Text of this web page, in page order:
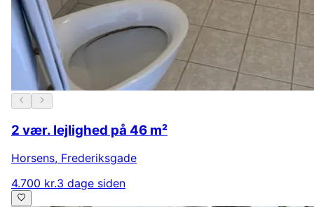
2 vær. lejlighed på 46 m²
Horsens, Frederiksgade
4.700 kr.3 dage siden